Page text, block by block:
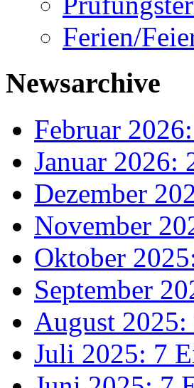
Ferien/
Newsarchive
Februar
Januar 2026:
Dezember
November
Oktober
September
August
Juli 2025: 7